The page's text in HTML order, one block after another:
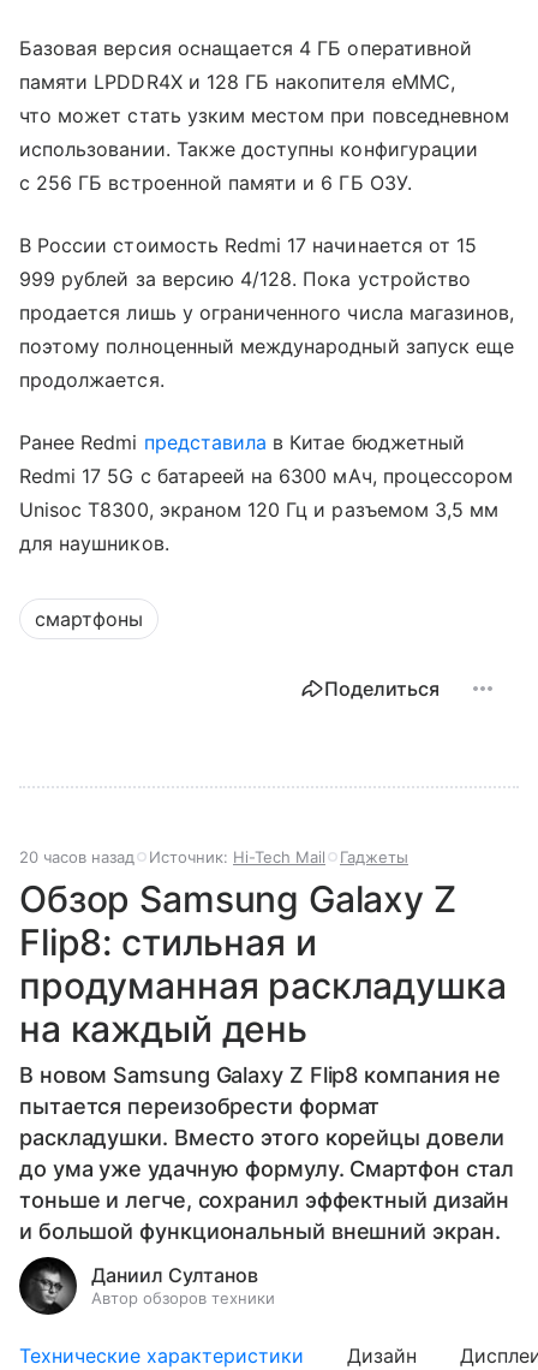
Базовая версия оснащается 4 ГБ оперативной
памяти LPDDR4X и 128 ГБ накопителя eMMC,
что может стать узким местом при повседневном
использовании. Также доступны конфигурации
с 256 ГБ встроенной памяти и 6 ГБ ОЗУ.
В России стоимость Redmi 17 начинается от 15
999 рублей за версию 4/128. Пока устройство
продается лишь у ограниченного числа магазинов,
поэтому полноценный международный запуск еще
продолжается.
Ранее Redmi представила в Китае бюджетный
Redmi 17 5G с батареей на 6300 мАч, процессором
Unisoc T8300, экраном 120 Гц и разъемом 3,5 мм
для наушников.
смартфоны
Поделиться
20 часов назад Источник: Hi-Tech Mail Гаджеты
Обзор Samsung Galaxy Z
Flip8: стильная и
продуманная раскладушка
на каждый день
В новом Samsung Galaxy Z Flip8 компания не
пытается переизобрести формат
раскладушки. Вместо этого корейцы довели
до ума уже удачную формулу. Смартфон стал
тоньше и легче, сохранил эффектный дизайн
и большой функциональный внешний экран.
Даниил Султанов
Автор обзоров техники
Технические характеристики Дизайн